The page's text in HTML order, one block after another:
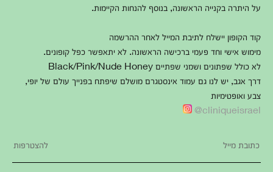
על היתרה בקנייה הראשונה, בנוסף להנחות הקיימות.
קוד הקופון יישלח לתיבת המייל לאחר ההרשמה
מימוש אישי וחד פעמי ברכישה הראשונה. לא יתאפשר כפל קופונים.
לא כולל שפתונים ושמני שפתיים Black/Pink/Nude Honey
דרך אגב, יש לנו גם עמוד אינסטגרם מושלם שיפתח בפנייך עולם של יופי,
צבע ואופטימיות
cliniqueisrael@